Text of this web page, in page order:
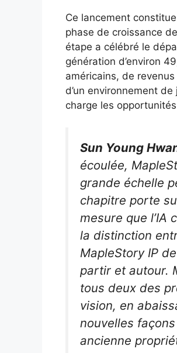
Ce lancement
phase de croissance
étape a célébré le
génération d’environ
américains, de
d’un environnement
charge les
Sun Young
écoulée,
grande échelle
chapitre porte
mesure que l’IA
la distinction
MapleStory IP
partir et autour.
tous deux des
vision, en
nouvelles
ancienne